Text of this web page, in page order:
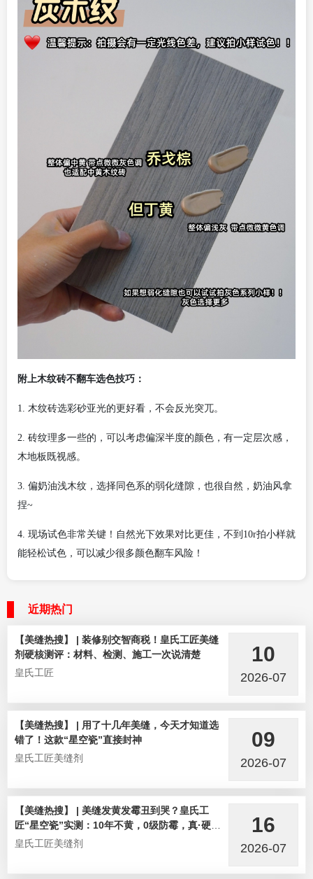
附上木纹砖不翻车选色技巧：
1. 木纹砖选彩砂亚光的更好看，不会反光突兀。
2. 砖纹理多一些的，可以考虑偏深半度的颜色，有一定层次感，
木地板既视感。
3. 偏奶油浅木纹，选择同色系的弱化缝隙，也很自然，奶油风拿
捏~
4. 现场试色非常关键！自然光下效果对比更佳，不到 10r拍小样就
能轻松试色，可以减少很多颜色翻车风险！
近期热门
【美缝热搜】 | 装修别交智商税！皇氏工匠美缝
剂硬核测评：材料、检测、施工一次说清楚
皇氏工匠
10
2026-07
【美缝热搜】 | 用了十几年美缝，今天才知道选
错了！这款“星空瓷”直接封神
皇氏工匠美缝剂
09
2026-07
【美缝热搜】 | 美缝发黄发霉丑到哭？皇氏工
匠“星空瓷”实测：10年不黄，0级防霉，真·硬核
选手！
皇氏工匠美缝剂
16
2026-07